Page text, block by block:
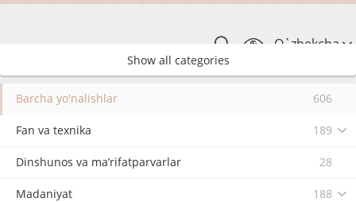
O`zbekcha
Show all categories
Barcha yo'nalishlar 606
Fan va texnika 189
Dinshunos va ma’rifatparvarlar 28
Madaniyat 188